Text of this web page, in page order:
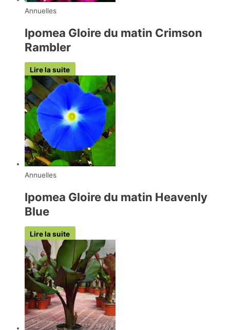
Annuelles
Ipomea Gloire du matin Crimson
Rambler
Lire la suite
Annuelles
Ipomea Gloire du matin Heavenly
Blue
Lire la suite